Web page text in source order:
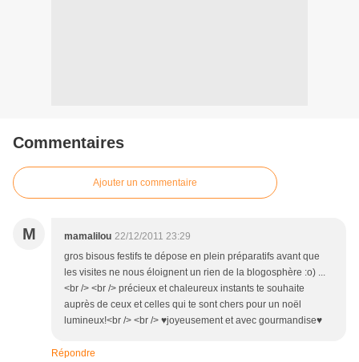
Commentaires
Ajouter un commentaire
M mamalilou 22/12/2011 23:29
gros bisous festifs te dépose en plein préparatifs avant que
les visites ne nous éloignent un rien de la blogosphère :o) ...
<br /> <br /> précieux et chaleureux instants te souhaite
auprès de ceux et celles qui te sont chers pour un noël
lumineux!<br /> <br /> ♥joyeusement et avec gourmandise♥
Répondre